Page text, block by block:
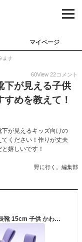
マイページ
ます
60View 22コメント
下が見える子供
めを教えて！
が見えるキッズ向けの
ください！作りが丈夫
嬉しいです！
野に行く。編集部
[9月3日〜11日まで P20倍]透明 レインブーツ 長靴 15cm 子供 かわいい クリア キッズ 雨具 レイングッズ スケーター skater RIBTCL15 リトルユニコーン ユニコーン柄 メルヘン 女の子【反射タブ 雨の日 おでかけ レイン グッズ】